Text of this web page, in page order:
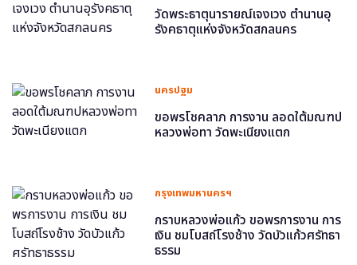
วัดพระธาตุนารายณ์เจงเวง ตำนานอุ
รังคธาตุแห่งจังหวัดสกลนคร
นครปฐม
ขอพรโชคลาภ การงาน ลอดใต้มณฑป
หลวงพ่อทา วัดพะเนียงแตก
กรุงเทพมหานครฯ
กราบหลวงพ่อแก้ว ขอพรการงาน การ
เงิน ชมโบสถ์โรงช้าง วัดบัวแก้วศรัทธา
ธรรม